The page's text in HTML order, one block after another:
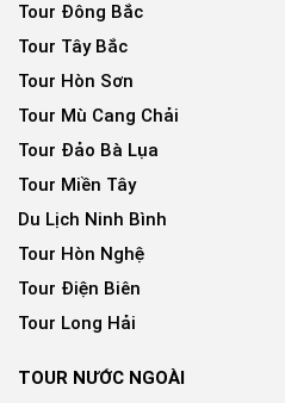
Tour Đông Bắc
Tour Tây Bắc
Tour Hòn Sơn
Tour Mù Cang Chải
Tour Đảo Bà Lụa
Tour Miền Tây
Du Lịch Ninh Bình
Tour Hòn Nghệ
Tour Điện Biên
Tour Long Hải
TOUR NƯỚC NGOÀI